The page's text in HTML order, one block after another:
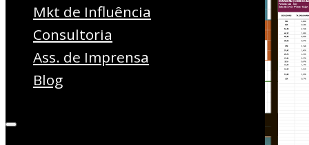
Mkt de Influência
Consultoria
Ass. de Imprensa
Blog